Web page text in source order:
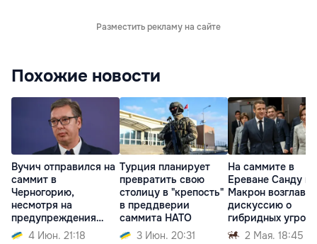
Разместить рекламу на сайте
Похожие новости
Вучич отправился на
саммит в
Черногорию,
несмотря на
предупреждения
разведки
4 Июн. 21:18
Турция планирует
превратить свою
столицу в "крепость"
в преддверии
саммита НАТО
3 Июн. 20:31
На саммите в
Ереване Санду и
Макрон возглавят
дискуссию о
гибридных
2 Мая. 18:45